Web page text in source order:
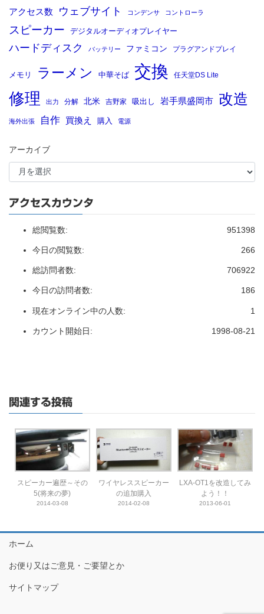
アクセス数 ウェブサイト コンデンサ コントローラ
スピーカー デジタルオーディオプレイヤー
ハードディスク バッテリー ファミコン プラグアンドプレイ
メモリ ラーメン 中華そば 交換 任天堂DS Lite
修理 出力 分解 北米 吉野家 吸出し 岩手県盛岡市 改造
海外出張 自作 買換え 購入 電源
アーカイブ
アクセスカウンタ
951398
総閲覧数:
266
今日の閲覧数:
706922
総訪問者数:
186
今日の訪問者数:
1
現在オンライン中の人数:
1998-08-21
カウント開始日:
関連する投稿
スピーカー遍歴～その
5(将来の夢)
2014-03-08
ワイヤレススピーカー
の追加購入
2014-02-08
LXA-OT1を改造してみ
よう！！
2013-06-01
ホーム
お便り又はご意見・ご要望とか
サイトマップ